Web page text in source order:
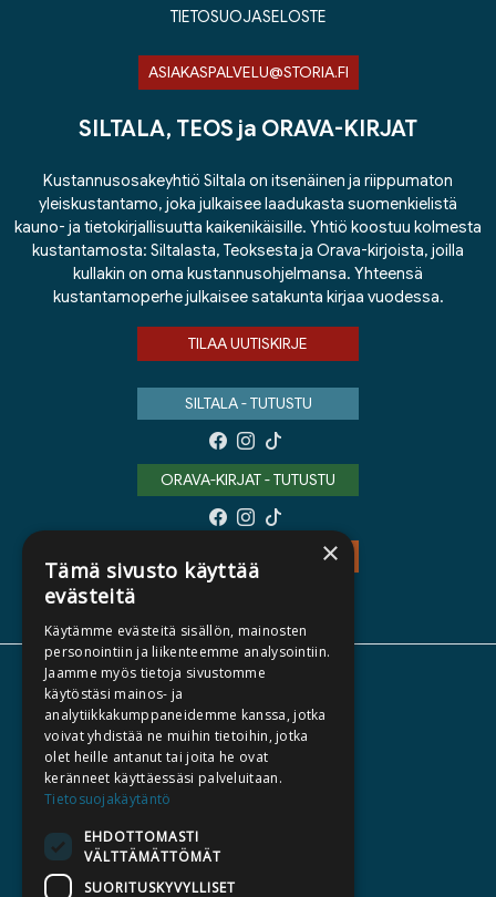
TIETOSUOJASELOSTE
ASIAKASPALVELU@STORIA.FI
SILTALA, TEOS ja ORAVA-KIRJAT
Kustannusosakeyhtiö Siltala on itsenäinen ja riippumaton
yleiskustantamo, joka julkaisee laadukasta suomenkielistä
kauno- ja tietokirjallisuutta kaikenikäisille. Yhtiö koostuu kolmesta
kustantamosta: Siltalasta, Teoksesta ja Orava-kirjoista, joilla
kullakin on oma kustannusohjelmansa. Yhteensä
kustantamoperhe julkaisee satakunta kirjaa vuodessa.
TILAA UUTISKIRJE
SILTALA - TUTUSTU
ORAVA-KIRJAT - TUTUSTU
TIETOA MEISTÄ
TEKIJÄT
KATALOGIT
AJANKOHTAISTA
HALUATKO KIRJAILIJAKSI
×
Tämä sivusto käyttää
evästeitä
Käytämme evästeitä sisällön, mainosten
personointiin ja liikenteemme analysointiin.
Jaamme myös tietoja sivustomme
käytöstäsi mainos- ja
analytiikkakumppaneidemme kanssa, jotka
voivat yhdistää ne muihin tietoihin, jotka
olet heille antanut tai joita he ovat
keränneet käyttäessäsi palveluitaan.
Tietosuojakäytäntö
EHDOTTOMASTI
VÄLTTÄMÄTTÖMÄT
SUORITUSKYVYLLISET